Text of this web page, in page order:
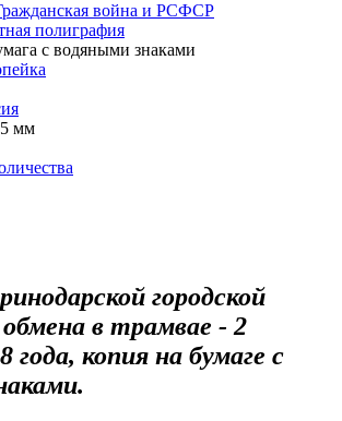
война и РСФСР
полиграфия
с водяными знаками
мм
городской
в трамвае - 2
года, копия на бумаге с